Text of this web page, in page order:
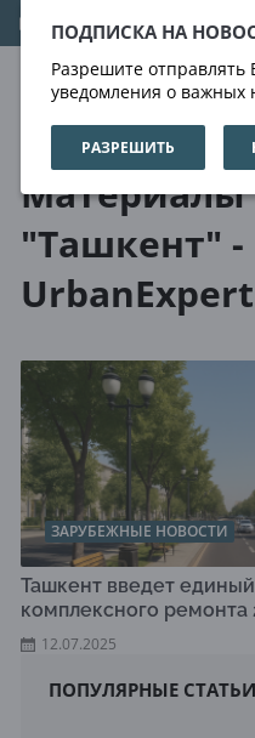
ПОДПИСКА НА
Разрешите отправлять
уведомления о важных
РАЗРЕШИТЬ
10.08.2026 16:38:37
О нас Метки
Материалы
"Ташкент" -
ЗАРУБЕЖНЫЕ НОВОСТИ
Ташкент введет
комплексного ремонта
12.07.2025
ПОПУЛЯРНЫЕ СТАТЬИ